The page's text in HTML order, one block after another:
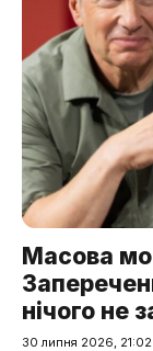
Масова
нічого не
30 липня 2026, 21:02